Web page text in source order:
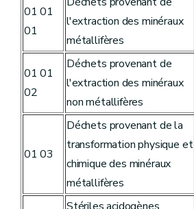
01 01
01
l'extraction des minéraux
métallifères
01 01
02
Déchets provenant de
l'extraction des minéraux
non métallifères
01 03
Déchets provenant de la
transformation physique et
chimique des minéraux
métallifères